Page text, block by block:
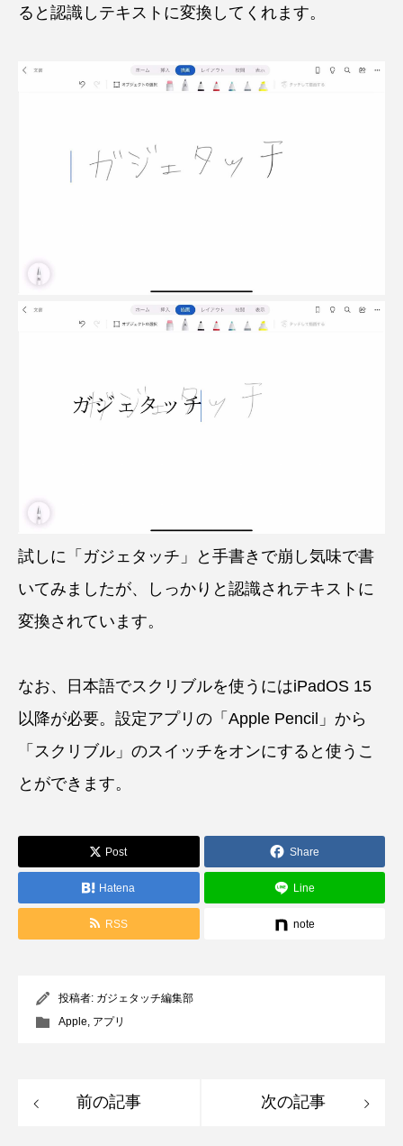
ると認識しテキストに変換してくれます。
試しに「ガジェタッチ」と手書きで崩し気味で書
いてみましたが、しっかりと認識されテキストに
変換されています。
なお、日本語でスクリブルを使うにはiPadOS 15
以降が必要。設定アプリの「Apple Pencil」から
「スクリブル」のスイッチをオンにすると使うこ
とができます。
Post Share
Hatena Line
RSS note
投稿者: ガジェタッチ編集部
Apple, アプリ
前の記事 次の記事